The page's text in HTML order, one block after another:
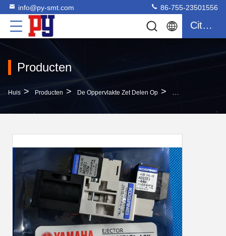
info@py-smt.com 86-755-23501556
Citaat
Producten
Huis > Producten > De Oppervlakte Zet Delen Op > Uitwerper